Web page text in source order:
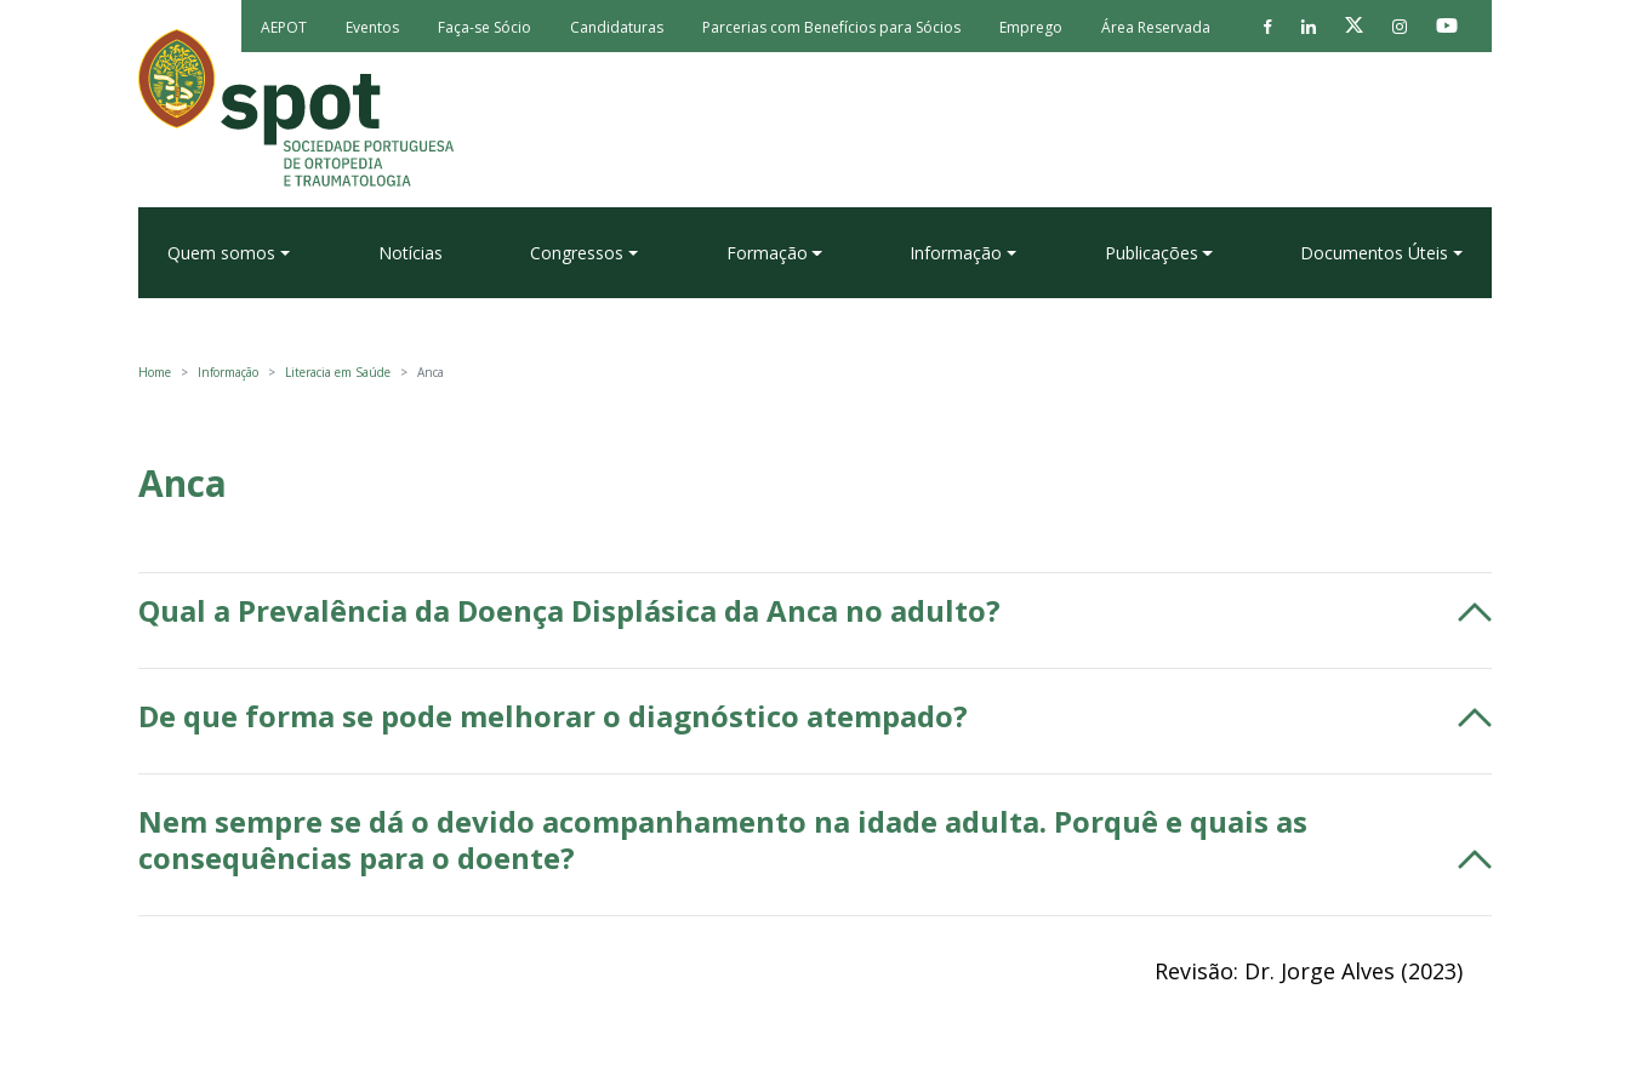
AEPOT Eventos Faça-se Sócio Candidaturas Parcerias com Benefícios para Sócios Emprego Área Reservada
Quem somos Notícias Congressos Formação Informação Publicações Documentos Úteis
Home Informação Literacia em Saúde Anca
Anca
Qual a Prevalência da Doença Displásica da Anca no adulto?
De que forma se pode melhorar o diagnóstico atempado?
Nem sempre se dá o devido acompanhamento na idade adulta. Porquê e quais as
consequências para o doente?
Revisão: Dr. Jorge Alves (2023)